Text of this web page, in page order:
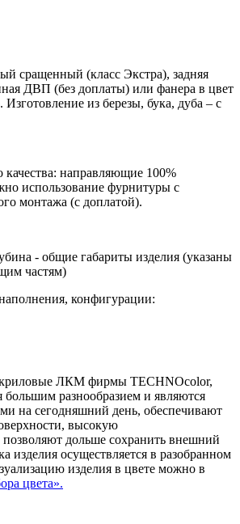
сращенный (класс Экстра), задняя
ДВП (без доплаты) или фанера в цвет
Изготовление из березы, бука, дуба – с
качества: направляющие 100%
использование фурнитуры с
монтажа (с доплатой).
- общие габариты изделия (указаны
частям)
конфигурации:
ЛКМ фирмы TECHNOcolor,
большим разнообразием и являются
на сегодняшний день, обеспечивают
высокую
позволяют дольше сохранить внешний
изделия осуществляется в разобранном
изделия в цвете можно в
цвета».